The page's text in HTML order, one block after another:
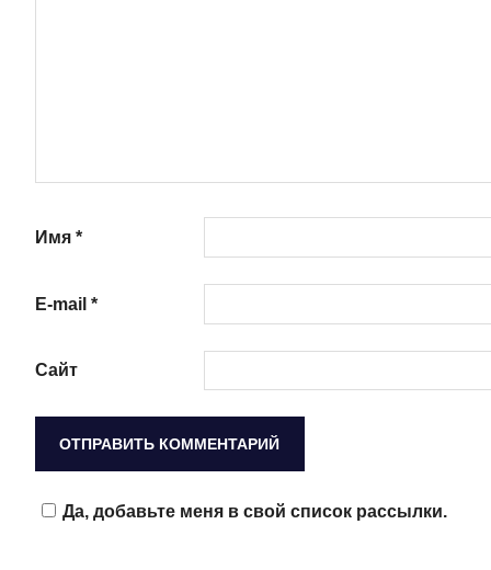
Имя *
E-mail *
Сайт
Да, добавьте меня в свой список рассылки.